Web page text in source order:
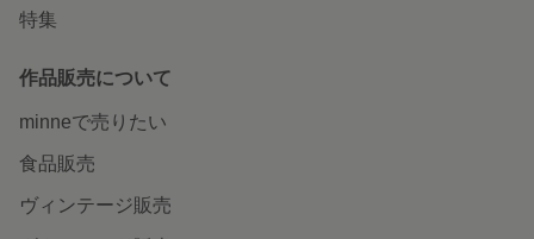
特集
作品販売について
minneで売りたい
食品販売
ヴィンテージ販売